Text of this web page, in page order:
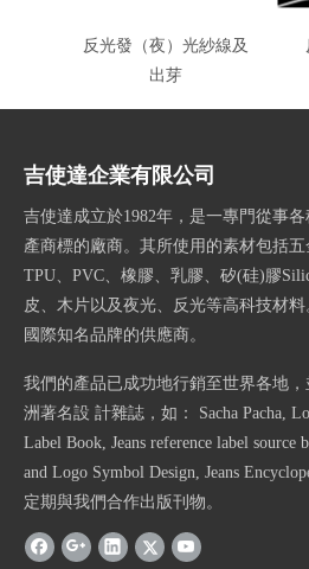
反光發（夜）光紗線及
出芽
吉使達企業有限公司
吉使達成立於1982年，是一專門從事
產商標的廠商。其所使用的素材包括五
TPU、PVC、橡膠、乳膠、矽(硅)膠
皮、木片以及夜光、反光等高科技材
國際知名品牌的供應商。
我們的產品已成功地行銷至世界各地
洲著名設 計雜誌，如： Sacha Pacha,
Label Book, Jeans reference label source
and Logo Symbol Design, Jeans
定期與我們合作出版刊物。